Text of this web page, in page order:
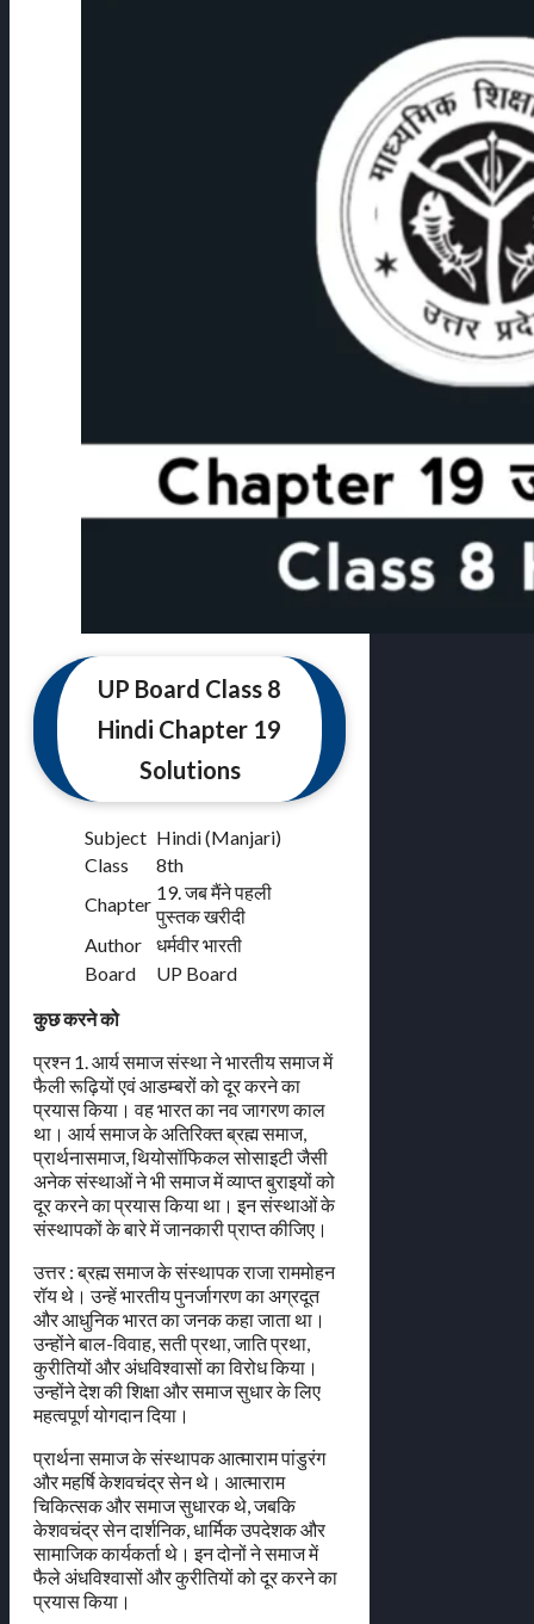
UP Board Class 8
Hindi Chapter 19
Solutions
Subject Hindi (Manjari)
Class
8th
Chapter
19. जब मैंने पहली
पुस्तक खरीदी
Author
धर्मवीर भारती
Board
UP Board
कुछ करने को
प्रश्न 1. आर्य समाज संस्था ने भारतीय समाज में
फैली रूढ़ियों एवं आडम्बरों को दूर करने का
प्रयास किया। वह भारत का नव जागरण काल
था। आर्य समाज के अतिरिक्त ब्रह्म समाज,
प्रार्थनासमाज, थियोसॉफिकल सोसाइटी जैसी
अनेक संस्थाओं ने भी समाज में व्याप्त बुराइयों को
दूर करने का प्रयास किया था। इन संस्थाओं के
संस्थापकों के बारे में जानकारी प्राप्त कीजिए।
उत्तर : ब्रह्म समाज के संस्थापक राजा राममोहन
रॉय थे। उन्हें भारतीय पुनर्जागरण का अग्रदूत
और आधुनिक भारत का जनक कहा जाता था।
उन्होंने बाल-विवाह, सती प्रथा, जाति प्रथा,
कुरीतियों और अंधविश्वासों का विरोध किया।
उन्होंने देश की शिक्षा और समाज सुधार के लिए
महत्वपूर्ण योगदान दिया।
प्रार्थना समाज के संस्थापक आत्माराम पांडुरंग
और महर्षि केशवचंद्र सेन थे। आत्माराम
चिकित्सक और समाज सुधारक थे, जबकि
केशवचंद्र सेन दार्शनिक, धार्मिक उपदेशक और
सामाजिक कार्यकर्ता थे। इन दोनों ने समाज में
फैले अंधविश्वासों और कुरीतियों को दूर करने का
प्रयास किया।